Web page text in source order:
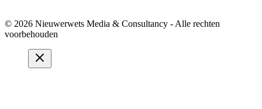
© 2026 Nieuwerwets Media & Consultancy - Alle rechten
voorbehouden